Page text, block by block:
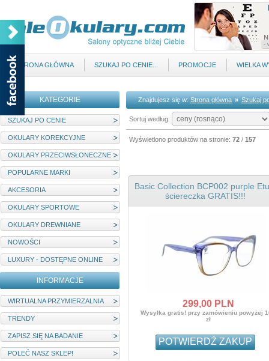
STRONA GŁÓWNA SZUKAJ PO CENIE... PROMOCJE WIELKA
KATEGORIE
SZUKAJ PO CENIE
OKULARY KOREKCYJNE
OKULARY PRZECIWSŁONECZNE
POPULARNE MARKI
AKCESORIA
OKULARY SPORTOWE
OKULARY DREWNIANE
NOWOŚCI
LUXURY - DOSTĘPNE ONLINE
INFORMACJE
WIRTUALNA PRZYMIERZALNIA
TRENDY
ZAPISZ SIĘ NA BADANIE
POLEĆ NASZ SKLEP!
Znajdujesz się w:Strona główna » Szukaj
Sortuj według:
Wyświetlono produktów na stronie: 72 / 157
Basic Collection BCP002 purple
ściereczka GRATIS!!!
299,00PLN
Wysyłka gratis! przy zamówieniu powyżej
zł
POTWIERDŹ ZAKUP